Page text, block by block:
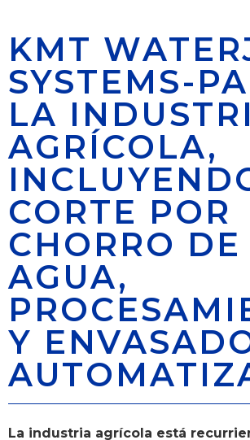
KMT
SYSTEMS-
LA
AGRÍCOLA,
CORTE POR
CHORRO DE
AGUA,
Y
La industria agrícola está